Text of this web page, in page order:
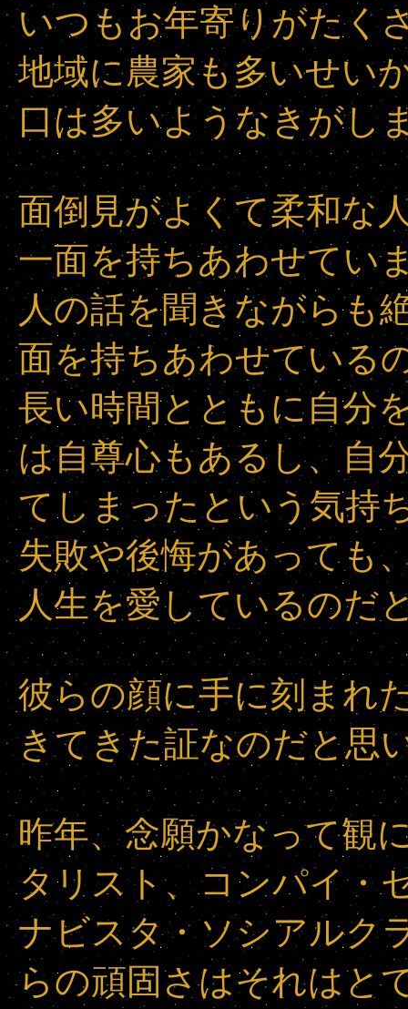
いつもお年寄りがたく
地域に農家も多いせい
口は多いようなきがし
面倒見がよくて柔和な
一面を持ちあわせてい
人の話を聞きながらも
面を持ちあわせている
長い時間とともに自分
は自尊心もあるし、自
てしまったという気持
失敗や後悔があっても
人生を愛しているのだ
彼らの顔に手に刻まれ
きてきた証なのだと思
昨年、念願かなって観
タリスト、コンパイ・
ナビスタ・ソシアルク
らの頑固さはそれはと